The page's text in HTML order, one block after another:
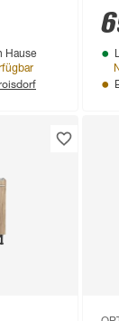
x 58,4
Hause